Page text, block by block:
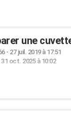
une
- 27 juil. 2019 à 17:51
31 oct. 2025 à 10:02